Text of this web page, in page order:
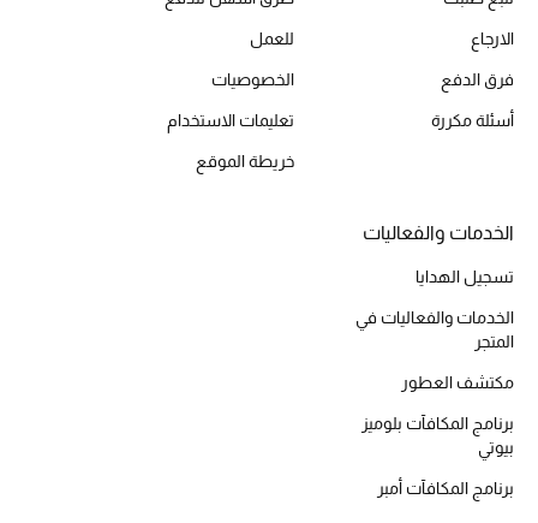
المكياج
العناية بالبشرة
الصحة والعافية
هدايا
مجموعة الجمال
الجمال في بلوميز
الارجاع
فرق الدفع
أسئلة مكررة
للعمل
الخصوصيات
تعليمات الاستخدام
خريطة الموقع
الخدمات والفعاليات
تسجيل الهدايا
الخدمات والفعاليات في
المتجر
مكتشف العطور
برنامج المكافآت بلوميز
بيوتي
برنامج المكافآت أمبر